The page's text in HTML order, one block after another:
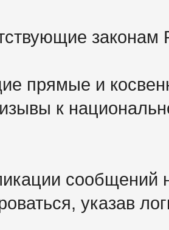
законам
прямые и
к
сообщений
указав